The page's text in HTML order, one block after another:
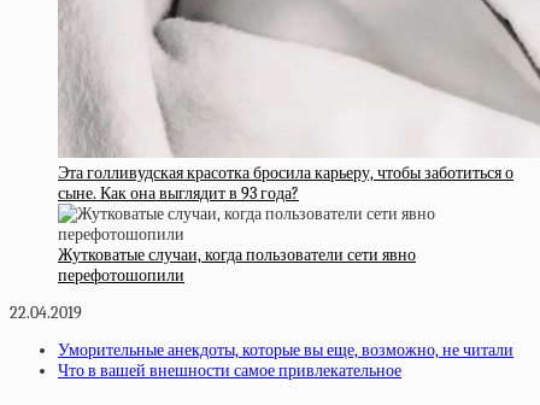
Эта голливудская красотка бросила карьеру, чтобы заботиться о
сыне. Как она выглядит в 93 года?
Жутковатые случаи, когда пользователи сети явно
перефотошопили
22.04.2019
Уморительные анекдоты, которые вы еще, возможно, не читали
Что в вашей внешности самое привлекательное